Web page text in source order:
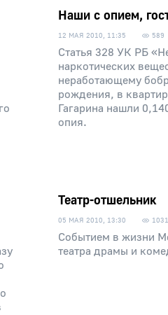
Наши с опием,
12 МАЯ 2010, 11:35 589
Статья 328 УК РБ
наркотических
неработающему
рождения, в
Гагарина нашли
опия.
Театр-отшельник
05 МАЯ 2010, 13:30 1031
Событием в жизни
театра драмы и